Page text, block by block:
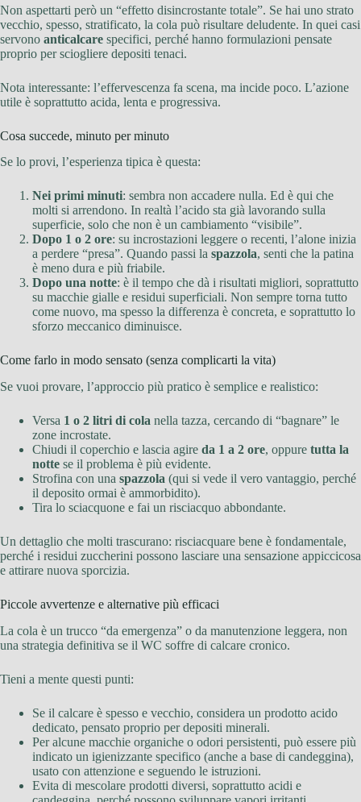
Non aspettarti però un “effetto disincrostante totale”. Se hai uno strato
vecchio, spesso, stratificato, la cola può risultare deludente. In quei casi
servono anticalcare specifici, perché hanno formulazioni pensate
proprio per sciogliere depositi tenaci.
Nota interessante: l’effervescenza fa scena, ma incide poco. L’azione
utile è soprattutto acida, lenta e progressiva.
Cosa succede, minuto per minuto
Se lo provi, l’esperienza tipica è questa:
Nei primi minuti: sembra non accadere nulla. Ed è qui che
molti si arrendono. In realtà l’acido sta già lavorando sulla
superficie, solo che non è un cambiamento “visibile”.
Dopo 1 o 2 ore: su incrostazioni leggere o recenti, l’alone inizia
a perdere “presa”. Quando passi la spazzola, senti che la patina
è meno dura e più friabile.
Dopo una notte: è il tempo che dà i risultati migliori, soprattutto
su macchie gialle e residui superficiali. Non sempre torna tutto
come nuovo, ma spesso la differenza è concreta, e soprattutto lo
sforzo meccanico diminuisce.
Come farlo in modo sensato (senza complicarti la vita)
Se vuoi provare, l’approccio più pratico è semplice e realistico:
Versa 1 o 2 litri di cola nella tazza, cercando di “bagnare” le
zone incrostate.
Chiudi il coperchio e lascia agire da 1 a 2 ore, oppure tutta la
notte se il problema è più evidente.
Strofina con una spazzola (qui si vede il vero vantaggio, perché
il deposito ormai è ammorbidito).
Tira lo sciacquone e fai un risciacquo abbondante.
Un dettaglio che molti trascurano: risciacquare bene è fondamentale,
perché i residui zuccherini possono lasciare una sensazione appiccicosa
e attirare nuova sporcizia.
Piccole avvertenze e alternative più efficaci
La cola è un trucco “da emergenza” o da manutenzione leggera, non
una strategia definitiva se il WC soffre di calcare cronico.
Tieni a mente questi punti:
Se il calcare è spesso e vecchio, considera un prodotto acido
dedicato, pensato proprio per depositi minerali.
Per alcune macchie organiche o odori persistenti, può essere più
indicato un igienizzante specifico (anche a base di candeggina),
usato con attenzione e seguendo le istruzioni.
Evita di mescolare prodotti diversi, soprattutto acidi e